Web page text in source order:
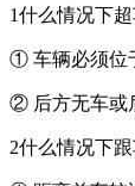
1什么情况下超
① 车辆必须位
② 后方无车或
2什么情况下跟